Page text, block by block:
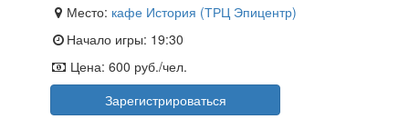
Место: кафе История (ТРЦ Эпицентр)
Начало игры: 19:30
Цена: 600 руб./чел.
Зарегистрироваться